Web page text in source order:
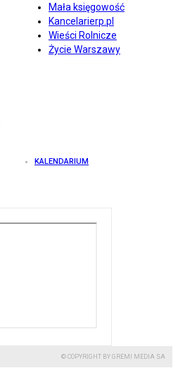
Mała księgowość
Kancelarierp.pl
Wieści Rolnicze
Życie Warszawy
KALENDARIUM
© COPYRIGHT BY GREMI MEDIA SA